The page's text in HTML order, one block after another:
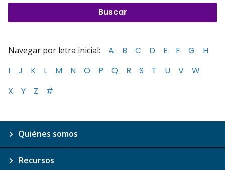
Navegar por letra inicial: A B C D E F G
H
I
J K L M N O P Q R S T U V
W
X
Y Z #
Quiénes somos
Recursos